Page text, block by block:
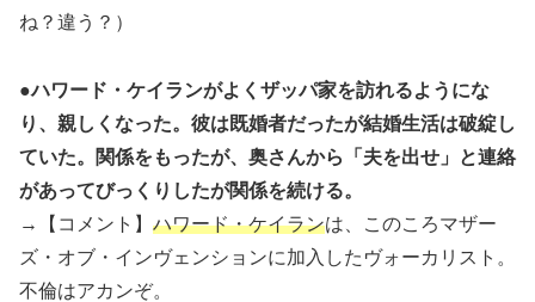
ね？違う？）
●ハワード・ケイランがよくザッパ家を訪れるようにな
り、親しくなった。彼は既婚者だったが結婚生活は破綻し
ていた。関係をもったが、奥さんから「夫を出せ」と連絡
があってびっくりしたが関係を続ける。
→【コメント】 ハワード・ケイランは、このころマザー
ズ・オブ・インヴェンションに加入したヴォーカリスト。
不倫はアカンぞ。